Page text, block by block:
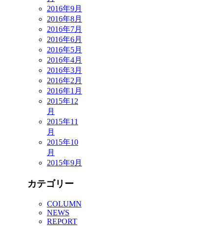
2016年9月
2016年8月
2016年7月
2016年6月
2016年5月
2016年4月
2016年3月
2016年2月
2016年1月
2015年12
月
2015年11
月
2015年10
月
2015年9月
カテゴリー
COLUMN
NEWS
REPORT